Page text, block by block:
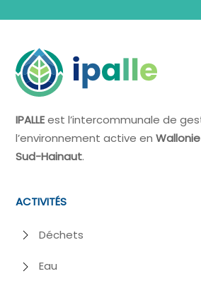
IPALLEest l’intercommunale de
l’environnement active en
Sud-Hainaut.
ACTIVITÉS
Déchets
Eau